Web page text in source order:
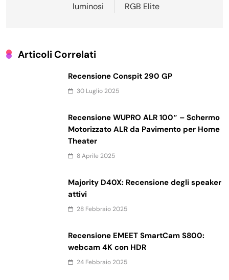
luminosi
RGB Elite
Articoli Correlati
Recensione Conspit 290 GP
30 Luglio 2025
Recensione WUPRO ALR 100″ – Schermo
Motorizzato ALR da Pavimento per Home
Theater
8 Aprile 2025
Majority D40X: Recensione degli speaker
attivi
28 Febbraio 2025
Recensione EMEET SmartCam S800:
webcam 4K con HDR
24 Febbraio 2025